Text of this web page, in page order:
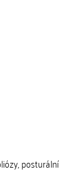
posturální